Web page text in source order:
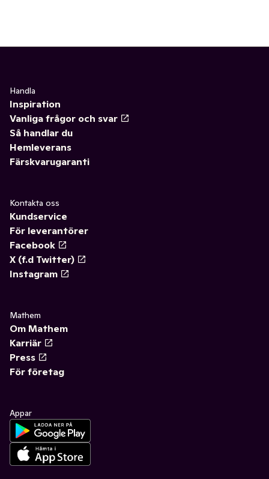
Handla
Inspiration
Vanliga frågor och svar
Så handlar du
Hemleverans
Färskvarugaranti
Kontakta oss
Kundservice
För leverantörer
Facebook
X (f.d Twitter)
Instagram
Mathem
Om Mathem
Karriär
Press
För företag
Appar